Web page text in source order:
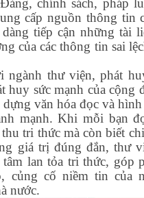
cấp nguồn thông tin
tiếp cận những tài
của các thông tin sai
thư viện, phát
huy sức mạnh của cộng
văn hóa đọc và
mạnh. Khi mỗi bạn
thu tri thức mà còn biết
giá trị đúng đắn, thư
lan tỏa tri thức, góp
củng cố niềm tin của
nước.